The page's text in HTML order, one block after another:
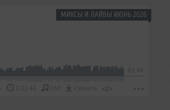
МИКСЫ И ЛАЙВЫ ИЮНЬ 2026
-61:44
654 Скачать </>